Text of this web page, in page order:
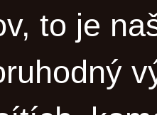
to je